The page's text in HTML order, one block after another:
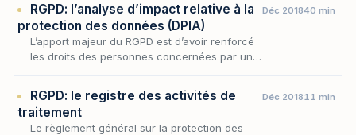
RGPD: l’analyse d’impact relative à la
protection des données (DPIA)
L’apport majeur du RGPD est d’avoir renforcé
les droits des personnes concernées par un
s’imp…
Déc 201840 min
RGPD: le registre des activités de
traitement
Le règlement général sur la protection des
Déc 201811 min